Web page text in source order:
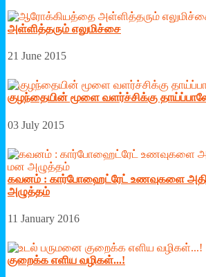
அள்ளித்தரும் எலுமிச்சை
21 June 2015
குழந்தையின் மூளை வளர்ச்சிக்கு
03 July 2015
கவனம் : கார்போஹைட்ரேட் உணவுகளை
அழுத்தம்
11 January 2016
குறைக்க எ‌ளிய வழிகள்...!